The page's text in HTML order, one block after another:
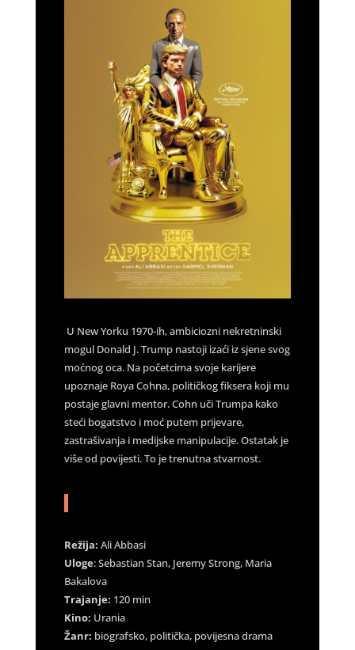
U New Yorku 1970-ih, ambiciozni nekretninski
mogul Donald J. Trump nastoji izaći iz sjene svog
moćnog oca. Na početcima svoje karijere
upoznaje Roya Cohna, političkog fiksera koji mu
postaje glavni mentor. Cohn uči Trumpa kako
steći bogatstvo i moć putem prijevare,
zastrašivanja i medijske manipulacije. Ostatak je
više od povijesti. To je trenutna stvarnost.
Režija: Ali Abbasi
Uloge: Sebastian Stan, Jeremy Strong, Maria
Bakalova
Trajanje: 120 min
Kino: Urania
Žanr: biografsko, politička, povijesna drama